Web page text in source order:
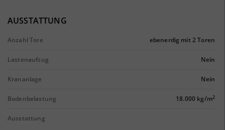
AUSSTATTUNG
Anzahl Tore ebenerdig mit 2 Toren
Lastenaufzug Nein
Krananlage Nein
Bodenbelastung 18.000 kg/m2
Ausstattung